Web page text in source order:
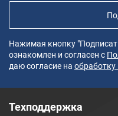
Нажимая кнопку
ознакомлен и согласен с
даю согласие на
Техподдержка